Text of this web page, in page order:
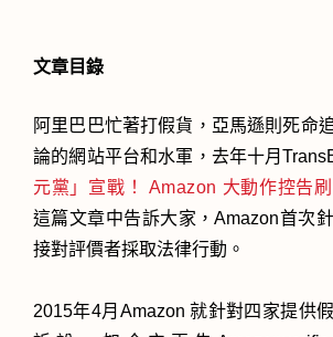
文章目錄
阿里巴巴忙著打假貨，亞馬遜則死命
論的網站平台和水軍，去年十月
元黨」宣戰！ Amazon 大動作控告刷
這篇文章中告訴大家，Amazon首次
接對評價者採取法律行動。
2015年4月Amazon 就針對四家提供